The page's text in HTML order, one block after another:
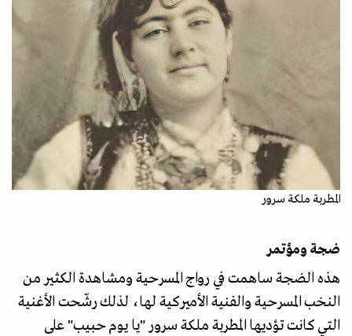
المطربة ملكة سرور
ضجة ومؤتمر
هذه الضجة ساهمت في رواج المسرحية ومشاهدة الكثير من
النخب المسرحية والفنية الأميركية لها، لذلك رشّحت الأغنية
التي كانت تؤديها المطربة ملكة سرور "يا يوم حبيب" على